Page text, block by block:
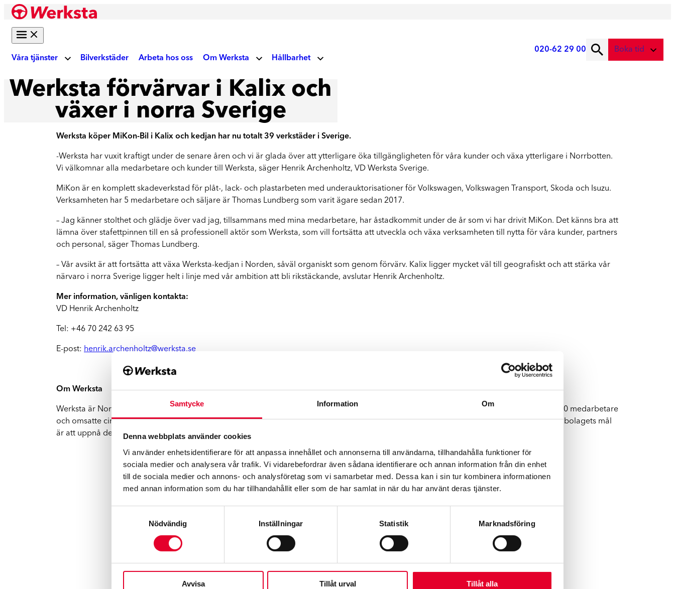
Samtycke Information Om
Denna webbplats använder cookies
Vi använder enhetsidentifierare för att anpassa innehållet och annonserna till användarna, tillhandahålla funktioner för
sociala medier och analysera vår trafik. Vi vidarebefordrar även sådana identifierare och annan information från din enhet
till de sociala medier och annons- och analysföretag som vi samarbetar med. Dessa kan i sin tur kombinera informationen
med annan information som du har tillhandahållit eller som de har samlat in när du har använt deras tjänster.
Nödvändig
Inställningar Statistik Marknadsföring
Avvisa Tillåt urval Tillåt alla
Hoppa
innehåll
Våra tjänster
Gör digital fotobesiktning eller boka tid på
Reparation enligt tillverkarens krav
Krockskador
Vi hjälper dig hela vägen
Vi har rätt kompetens för mindre fordon
El- och hybridbilar
Vi reparerar Tesla och andra elbilar
Lagning av stenskott och byte av vindruta
Bilverkstäder Arbeta hos oss Om Werksta
Om oss
Aktuellt
Werksta Group
FAQ
Hållbarhet
Miljö- och klimatansvar
Vårt fokus på miljö och klimat
Våra vägvisare
Corporate Governance
Hållbarhetsrapporter
020-62 29 00 Boka tid
Boka reparation av vindruta
Werksta förvärvar i Kalix och
växer i norra Sverige
Werksta köper MiKon-Bil i Kalix och kedjan har nu totalt 39 verkstäder i Sverige.
-Werksta har vuxit kraftigt under de senare åren och vi är glada över att ytterligare öka tillgängligheten för våra kunder och växa ytterligare i Norrbotten.
Vi välkomnar alla medarbetare och kunder till Werksta, säger Henrik Archenholtz, VD Werksta Sverige.
MiKon är en komplett skadeverkstad för plåt-, lack- och plastarbeten med underauktorisationer för Volkswagen, Volkswagen Transport, Skoda och Isuzu.
Verksamheten har 5 medarbetare och säljare är Thomas Lundberg som varit ägare sedan 2017.
– Jag känner stolthet och glädje över vad jag, tillsammans med mina medarbetare, har åstadkommit under de år som vi har drivit MiKon. Det känns bra att
lämna över stafettpinnen till en så professionell aktör som Werksta, som vill fortsätta att utveckla och växa verksamheten till nytta för våra kunder, partners
och personal, säger Thomas Lundberg.
– Vår avsikt är att fortsätta att växa Werksta-kedjan i Norden, såväl organiskt som genom förvärv. Kalix ligger mycket väl till geografiskt och att stärka vår
närvaro i norra Sverige ligger helt i linje med vår ambition att bli rikstäckande, avslutar Henrik Archenholtz.
Mer information, vänligen kontakta:
VD Henrik Archenholtz
Tel: +46 70 242 63 95
E-post: henrik.archenholtz@werksta.se
Om Werksta
Werksta är Nordens ledande skadeverkstadskedja med över 110 verkstäder i Sverige, Finland och Norge. Koncernen sysselsätter cirka 1 500 medarbetare
och omsatte cirka tre miljarder kronor år 2023. Werksta vill vara försäkringsbolagens och bilförarnas förstahandsval vid skada på bilen och bolagets mål
är att uppnå den högsta kundnöjdheten i branschen.